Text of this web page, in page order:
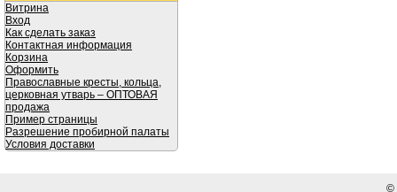
Витрина
Вход
Как сделать заказ
Контактная информация
Корзина
Оформить
Православные кресты, кольца,
церковная утварь – ОПТОВАЯ
продажа
Пример страницы
Разрешение пробирной палаты
Условия доставки
©